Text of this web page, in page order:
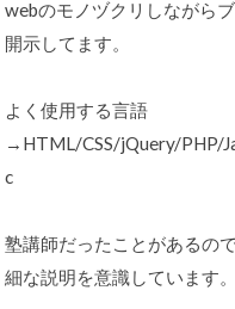
webのモノヅクリしながら
開示してます。
よく使用する言語
→HTML/CSS/jQuery/PHP/
c
塾講師だったことがあるの
細な説明を意識しています。